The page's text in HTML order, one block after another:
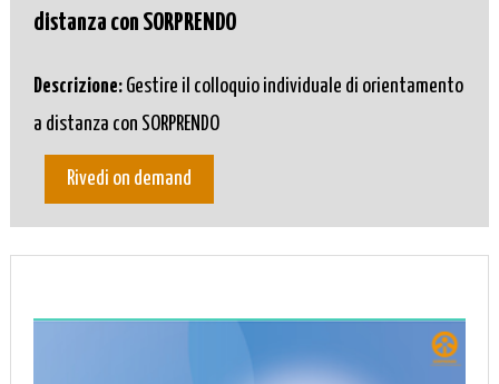
distanza con SORPRENDO
Descrizione:Gestire il colloquio individuale di orientamento
a distanza con SORPRENDO
Rivedi on demand